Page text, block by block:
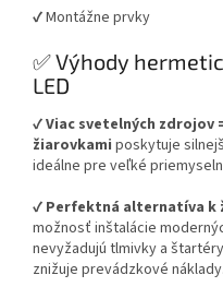
✔ Montážne prvky
✅ Výhody
LED
✔Viac svetelných zdrojov
žiarovkami poskytuje
ideálne pre veľké
✔ Perfektná alternatíva k
možnosť inštalácie
nevyžadujú tlmivky a
znižuje prevádzkové náklady.